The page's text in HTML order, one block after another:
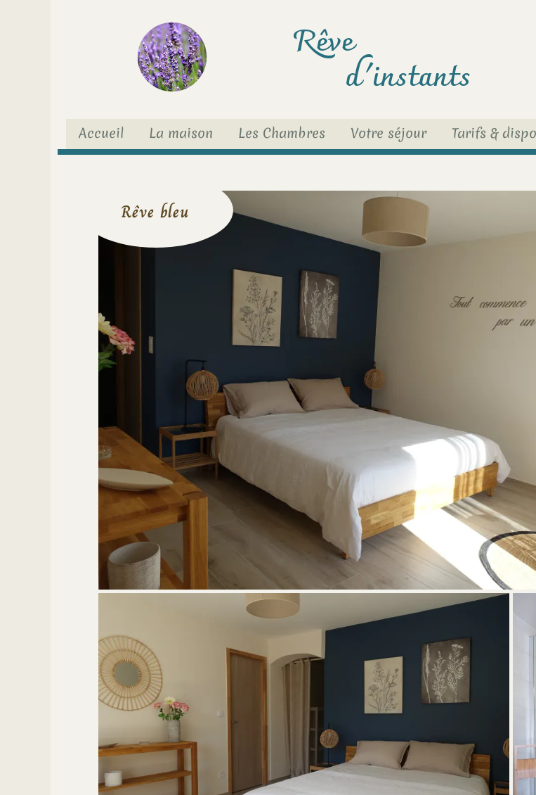
Accueil La maison Les Chambres Votre séjour Tarifs &
brightness_1 Rêve
d'instants
Rêve bleu